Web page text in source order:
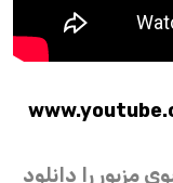
مزبور را دانلود